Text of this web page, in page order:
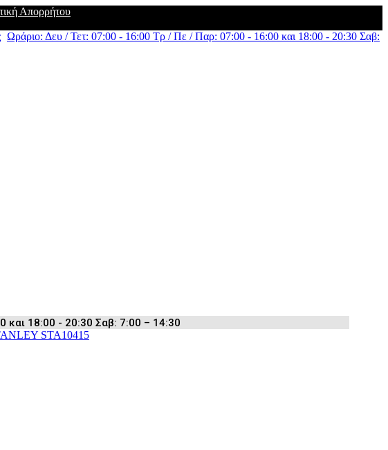
Απορρήτου
Ωράριο: Δευ / Τετ: 07:00 - 16:00 Τρ / Πε / Παρ: 07:00 - 16:00 και 18:00 - 20:30 Σαβ:
και 18:00 - 20:30 Σαβ: 7:00 – 14:30
STA10415